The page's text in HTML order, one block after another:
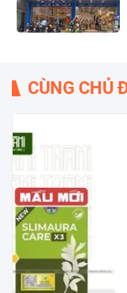
CÙNG CHỦ